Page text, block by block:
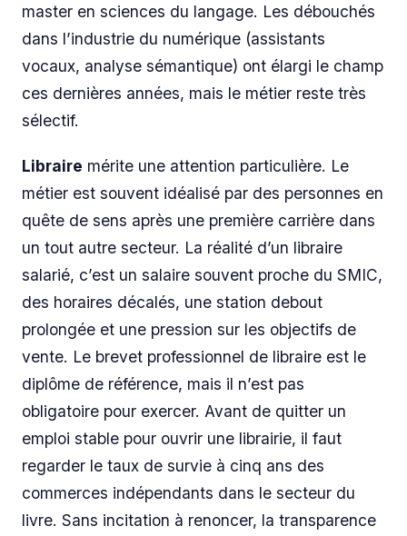
master en sciences du langage. Les débouchés
dans l’industrie du numérique (assistants
vocaux, analyse sémantique) ont élargi le champ
ces dernières années, mais le métier reste très
sélectif.
Libraire mérite une attention particulière. Le
métier est souvent idéalisé par des personnes en
quête de sens après une première carrière dans
un tout autre secteur. La réalité d’un libraire
salarié, c’est un salaire souvent proche du SMIC,
des horaires décalés, une station debout
prolongée et une pression sur les objectifs de
vente. Le brevet professionnel de libraire est le
diplôme de référence, mais il n’est pas
obligatoire pour exercer. Avant de quitter un
emploi stable pour ouvrir une librairie, il faut
regarder le taux de survie à cinq ans des
commerces indépendants dans le secteur du
livre. Sans incitation à renoncer, la transparence